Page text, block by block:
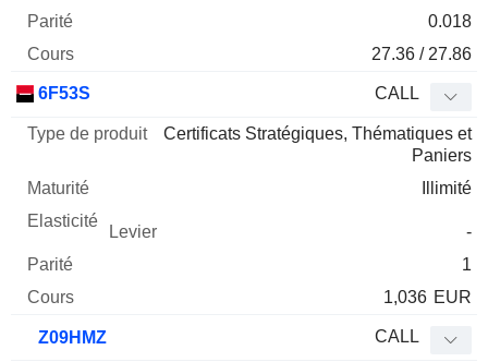
0.018
27.36 / 27.86
6F53S CALL
Certificats Stratégiques, Thématiques et
Paniers
Illimité
-
1
1,036 EUR
Z09HMZ CALL